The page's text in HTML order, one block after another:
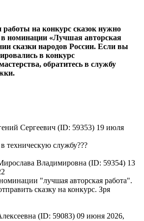
работы на конкурс сказок нужно
в номинации «Лучшая авторская
сказки народов России. Если вы
в конкурс
обратитесь в службу
Сергеевич (ID: 59353) 19 июля
техническую службу???
Владимировна (ID: 59354) 13
"лучшая авторская работа".
сказку на конкурс. Зря
(ID: 59083) 09 июня 2026,